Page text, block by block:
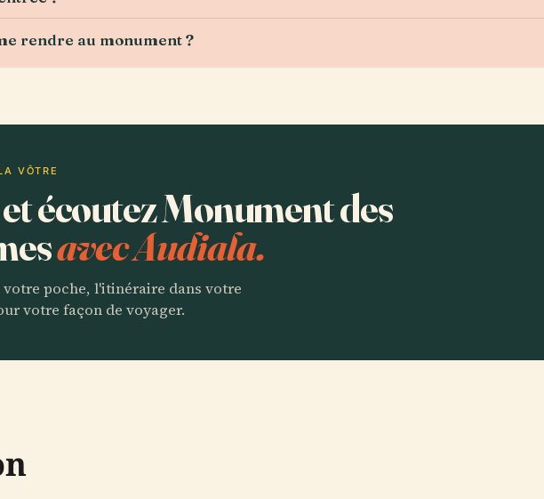
rendre au monument ?
VÔTRE
écoutez Monument des
avec Audiala.
poche, l'itinéraire dans votre
votre façon de voyager.